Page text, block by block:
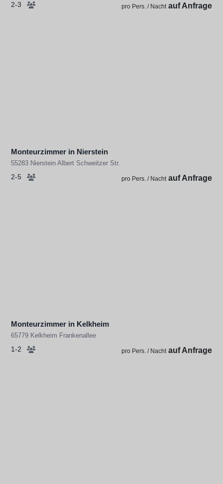
2-3 pro Pers. / Nacht auf Anfrage
Monteurzimmer in Nierstein
55283 Nierstein Albert Schweitzer Str.
2-5 pro Pers. / Nacht auf Anfrage
Monteurzimmer in Kelkheim
65779 Kelkheim Frankenallee
1-2 pro Pers. / Nacht auf Anfrage